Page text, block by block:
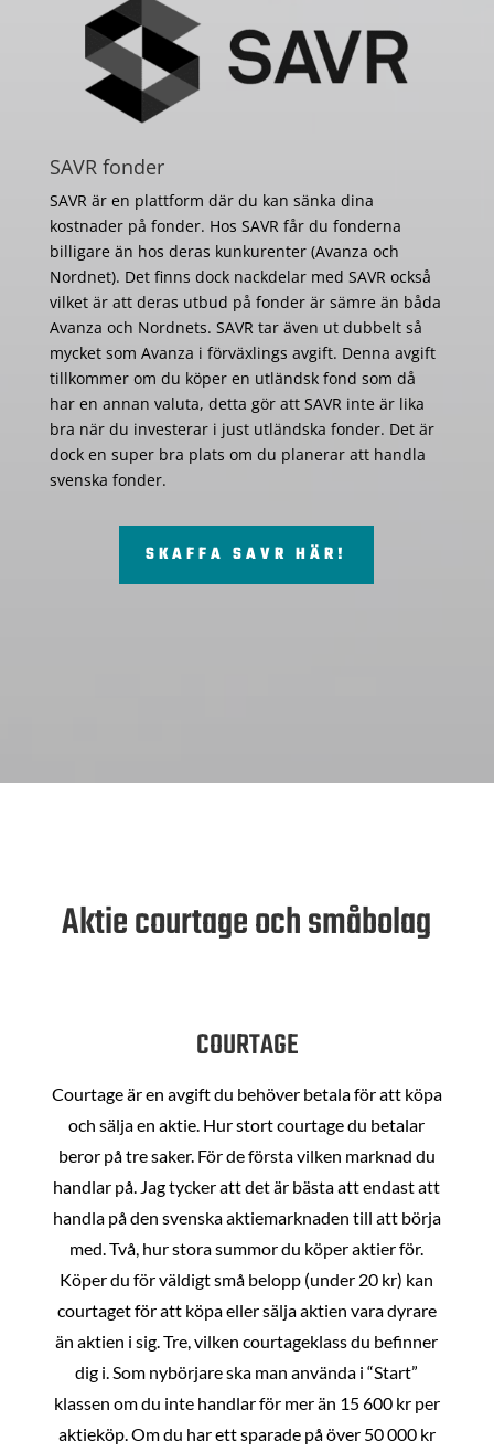
SAVR fonder
SAVR är en plattform där du kan sänka dina
kostnader på fonder. Hos SAVR får du fonderna
billigare än hos deras kunkurenter (Avanza och
Nordnet). Det finns dock nackdelar med SAVR också
vilket är att deras utbud på fonder är sämre än båda
Avanza och Nordnets. SAVR tar även ut dubbelt så
mycket som Avanza i förväxlings avgift. Denna avgift
tillkommer om du köper en utländsk fond som då
har en annan valuta, detta gör att SAVR inte är lika
bra när du investerar i just utländska fonder. Det är
dock en super bra plats om du planerar att handla
svenska fonder.
SKAFFA SAVR HÄR!
Aktie courtage och småbolag
COURTAGE
Courtage är en avgift du behöver betala för att köpa
och sälja en aktie. Hur stort courtage du betalar
beror på tre saker. För de första vilken marknad du
handlar på. Jag tycker att det är bästa att endast att
handla på den svenska aktiemarknaden till att börja
med. Två, hur stora summor du köper aktier för.
Köper du för väldigt små belopp (under 20 kr) kan
courtaget för att köpa eller sälja aktien vara dyrare
än aktien i sig. Tre, vilken courtageklass du befinner
dig i. Som nybörjare ska man använda i “Start”
klassen om du inte handlar för mer än 15 600 kr per
aktieköp. Om du har ett sparade på över 50 000 kr